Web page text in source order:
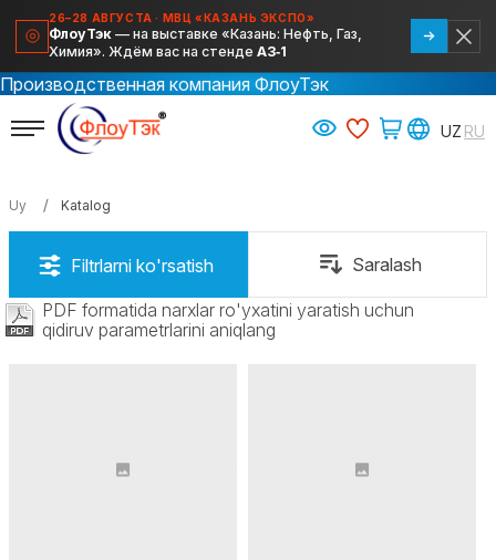
26–28 АВГУСТА · МВЦ «КАЗАНЬ ЭКСПО»
ФлоуТэк — на выставке «Казань: Нефть, Газ,
Химия». Ждём вас на стенде А3‑1
Производственная компания ФлоуТэк
Uy Katalog
PDF formatida narxlar ro'yxatini yaratish uchun
qidiruv parametrlarini aniqlang